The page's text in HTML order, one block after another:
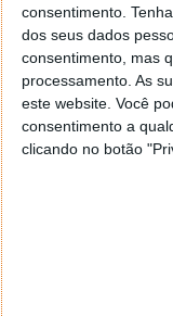
consentimento.
dos seus dados
consentimento, mas
processamento. As
este website. Você
consentimento a
clicando no botão
Na altura, o
havia de mais
potência e
resgatar e
quase um século
conduzimos aqui.